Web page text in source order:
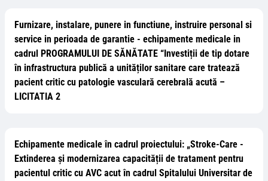
Furnizare, instalare, punere in functiune, instruire personal si
service in perioada de garantie - echipamente medicale in
cadrul PROGRAMULUI DE SĂNĂTATE “Investiții de tip dotare
în infrastructura publică a unităților sanitare care tratează
pacient critic cu patologie vasculară cerebrală acută –
LICITATIA 2
Echipamente medicale în cadrul proiectului: „Stroke-Care -
Extinderea și modernizarea capacității de tratament pentru
pacientul critic cu AVC acut în cadrul Spitalului Universitar de